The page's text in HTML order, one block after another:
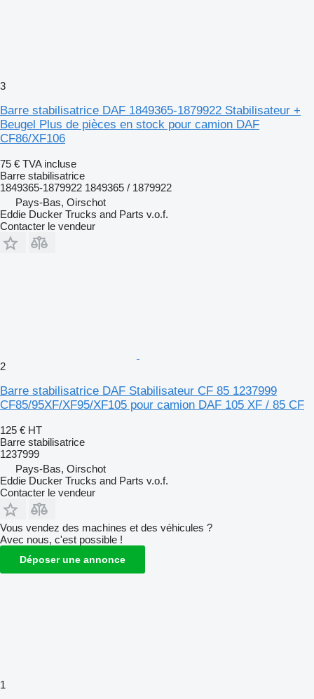
3
Barre stabilisatrice DAF 1849365-1879922 Stabilisateur +
Beugel Plus de pièces en stock pour camion DAF
CF86/XF106
75 € TVA incluse
Barre stabilisatrice
1849365-1879922 1849365 / 1879922
Pays-Bas, Oirschot
Eddie Ducker Trucks and Parts v.o.f.
Contacter le vendeur
2
Barre stabilisatrice DAF Stabilisateur CF 85 1237999
CF85/95XF/XF95/XF105 pour camion DAF 105 XF / 85 CF
125 € HT
Barre stabilisatrice
1237999
Pays-Bas, Oirschot
Eddie Ducker Trucks and Parts v.o.f.
Contacter le vendeur
Vous vendez des machines et des véhicules ?
Avec nous, c'est possible !
Déposer une annonce
1